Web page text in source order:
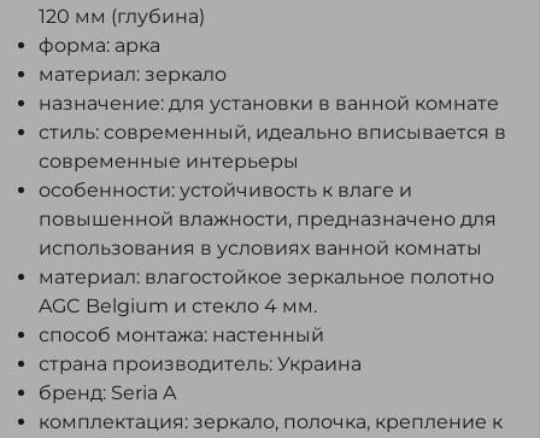
120 мм (глубина)
форма: арка
материал: зеркало
назначение: для установки в ванной комнате
стиль: современный, идеально вписывается в
современные интерьеры
особенности: устойчивость к влаге и
повышенной влажности, предназначено для
использования в условиях ванной комнаты
материал: влагостойкое зеркальное полотно
AGC Belgium и стекло 4 мм.
способ монтажа: настенный
страна производитель: Украина
бренд: Seria A
комплектация: зеркало, полочка, крепление к